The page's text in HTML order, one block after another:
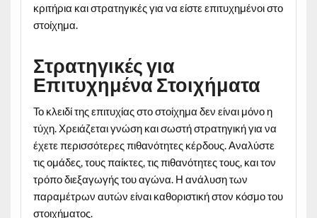
κριτήρια και στρατηγικές για να είστε επιτυχημένοι στο
στοίχημα.
Στρατηγικές για
Επιτυχημένα Στοιχήματα
Το κλειδί της επιτυχίας στο στοίχημα δεν είναι μόνο η
τύχη. Χρειάζεται γνώση και σωστή στρατηγική για να
έχετε περισσότερες πιθανότητες κέρδους. Αναλύστε
τις ομάδες, τους παίκτες, τις πιθανότητες τους, και τον
τρόπο διεξαγωγής του αγώνα. Η ανάλυση των
παραμέτρων αυτών είναι καθοριστική στον κόσμο του
στοιχήματος.